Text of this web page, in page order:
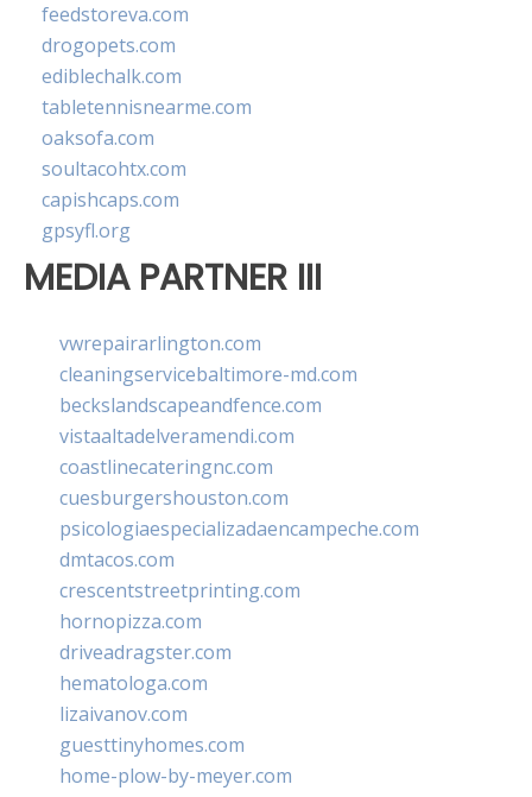
feedstoreva.com
drogopets.com
ediblechalk.com
tabletennisnearme.com
oaksofa.com
soultacohtx.com
capishcaps.com
gpsyfl.org
MEDIA PARTNER III
vwrepairarlington.com
cleaningservicebaltimore-md.com
beckslandscapeandfence.com
vistaaltadelveramendi.com
coastlinecateringnc.com
cuesburgershouston.com
psicologiaespecializadaencampeche.com
dmtacos.com
crescentstreetprinting.com
hornopizza.com
driveadragster.com
hematologa.com
lizaivanov.com
guesttinyhomes.com
home-plow-by-meyer.com